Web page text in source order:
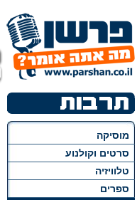
מוסיקה
סרטים וקולנוע
טלוויזיה
ספרים